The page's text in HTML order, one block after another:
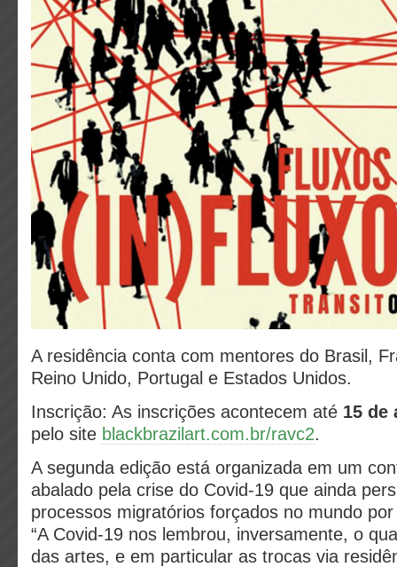
A residência conta com mentores do Brasil,
Reino Unido, Portugal e Estados Unidos.
Inscrição: As inscrições acontecem até 15 de
pelo site blackbrazilart.com.br/ravc2.
A segunda edição está organizada em um
abalado pela crise do Covid-19 que ainda
processos migratórios forçados no mundo
“A Covid-19 nos lembrou, inversamente, o
das artes, e em particular as trocas via